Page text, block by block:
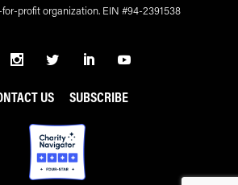
profit organization. EIN #94-2391538
US SUBSCRIBE